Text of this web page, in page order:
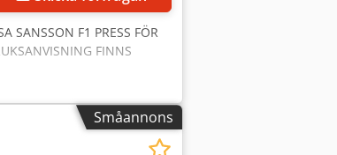
SANSSON F1 PRESS FÖR
FINNS
Småannons